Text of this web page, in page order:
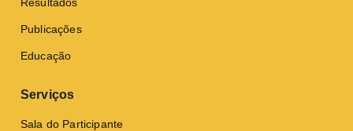
Publicações
Educação
Serviços
Sala do Participante